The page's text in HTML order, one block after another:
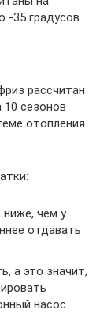
-35 градусов.
рассчитан
10 сезонов
отопления
ниже, чем у
отдавать
а это значит,
насос.